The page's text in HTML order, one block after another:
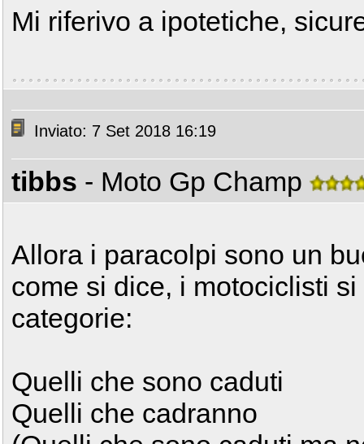
Mi riferivo a ipotetiche,
Inviato: 7 Set 2018 16:19
tibbs - Moto Gp Champ
Allora i paracolpi sono un
come si dice, i motociclisti
categorie:
Quelli che sono caduti
Quelli che cadranno